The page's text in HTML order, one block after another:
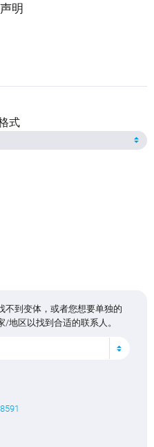
明
式
不到变体，或者您想要单独的
地区以找到合适的联系人。